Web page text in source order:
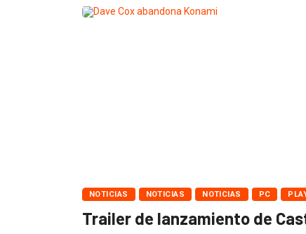
NOTICIAS NOTICIAS NOTICIAS PC
Trailer de lanzamiento de